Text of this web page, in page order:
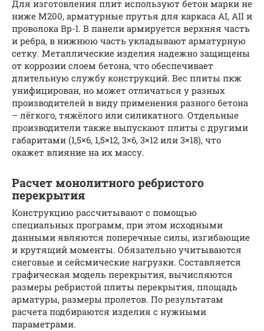
Для изготовления плит используют бетон марки не
ниже М200, арматурные прутья для каркаса АI, АII и
проволока Вр-I. В панели армируется верхняя часть
и ребра, в нижнюю часть укладывают арматурную
сетку. Металлические изделия надежно защищены
от коррозии слоем бетона, что обеспечивает
длительную службу конструкций. Вес плиты пкж
унифицирован, но может отличаться у разных
производителей в виду применения разного бетона
– лёгкого, тяжёлого или силикатного. Отдельные
производители также выпускают плиты с другими
габаритами (1,5×6, 1,5×12, 3×6, 3×12 или 3×18), что
окажет влияние на их массу.
Расчет монолитного ребристого
перекрытия
Конструкцию рассчитывают с помощью
специальных программ, при этом исходными
данными являются поперечные силы, изгибающие
и крутящий моменты. Обязательно учитываются
снеговые и сейсмические нагрузки. Составляется
графическая модель перекрытия, вычисляются
размеры ребристой плиты перекрытия, площадь
арматуры, размеры пролетов. По результатам
расчета подбираются изделия с нужными
параметрами.